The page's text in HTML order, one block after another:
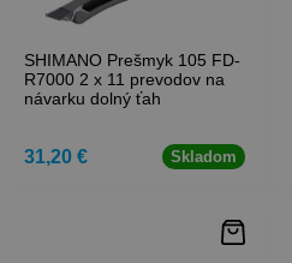
SHIMANO Prešmyk 105 FD-
R7000 2 x 11 prevodov na
návarku dolný ťah
31,20 € Skladom